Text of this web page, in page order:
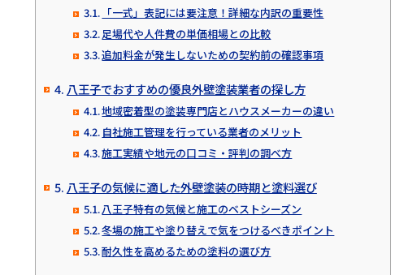
「一式」表記には要注意！詳細な内訳の重要性
足場代や人件費の単価相場との比較
追加料金が発生しないための契約前の確認事項
八王子でおすすめの優良外壁塗装業者の探し方
地域密着型の塗装専門店とハウスメーカーの違い
自社施工管理を行っている業者のメリット
施工実績や地元の口コミ・評判の調べ方
八王子の気候に適した外壁塗装の時期と塗料選び
八王子特有の気候と施工のベストシーズン
冬場の施工や塗り替えで気をつけるべきポイント
耐久性を高めるための塗料の選び方